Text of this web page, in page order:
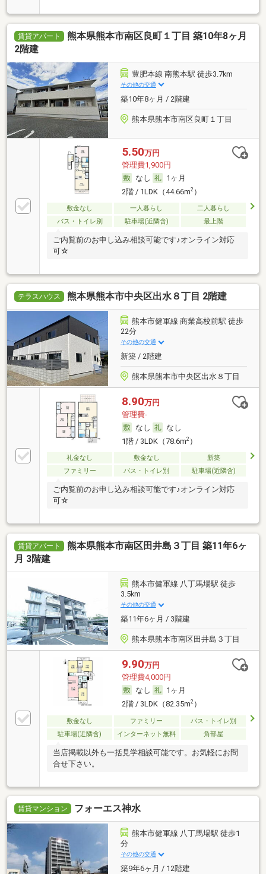
賃貸アパート
熊本県熊本市南区良町１丁目 築10年8ヶ月
2階建
豊肥本線 南熊本駅 徒歩3.7km
その他の交通
築10年8ヶ月 / 2階建
熊本県熊本市南区良町１丁目
5.50万円
管理費1,900円
なし
1ヶ月
2階 / 1LDK（44.66m2）
敷金なし 一人暮らし
二人暮らし
バス・トイレ別
駐車場(近隣含) 最上階
ご内覧前のお申し込み相談可能です♪オンライン対応
可☆
テラスハウス 熊本県熊本市中央区出水８丁目 2階建
熊本市健軍線 商業高校前駅 徒歩
22分
その他の交通
新築 / 2階建
熊本県熊本市中央区出水８丁目
8.90万円
管理費-
なし
なし
1階 / 3LDK（78.6m2）
礼金なし 敷金なし
新築
ファミリー
バス・トイレ別 駐車場(近隣含)
ご内覧前のお申し込み相談可能です♪オンライン対応
可☆
賃貸アパート
熊本県熊本市南区田井島３丁目 築11年6ヶ
月 3階建
熊本市健軍線 八丁馬場駅 徒歩
3.5km
その他の交通
築11年6ヶ月 / 3階建
熊本県熊本市南区田井島３丁目
9.90万円
管理費4,000円
なし
1ヶ月
2階 / 3LDK（82.35m2）
敷金なし ファミリー
バス・トイレ別
駐車場(近隣含)
インターネット無料 角部屋
当店掲載以外も一括見学相談可能です。お気軽にお問
合せ下さい。
賃貸マンション フォーエス神水
熊本市健軍線 八丁馬場駅 徒歩1
分
その他の交通
築9年6ヶ月 / 12階建